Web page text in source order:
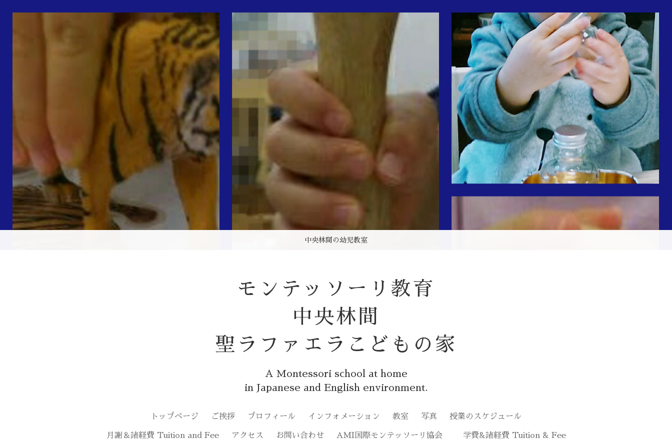
モンテッソーリ教育
中央林間
聖ラファエラこどもの家
A Montessori school at home
in Japanese and English environment.
トップページ ご挨拶 プロフィール インフォメーション 教室 写真 授業のスケジュール
月謝＆諸経費 Tuition and Fee アクセス お問い合わせ AMI国際モンテッソーリ協会 学費&諸経費 Tuition & Fee
中央林間の幼児教室
中央林間のモンテッソーリ幼児教室
中央林間のモンテッソーリ幼児教室